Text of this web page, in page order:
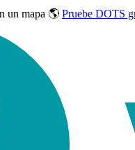
un mapa 🌎 Pruebe DOTS